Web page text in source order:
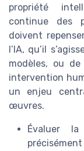
propriété
continue des
doivent
l’IA, qu’il
modèles, ou
intervention
un enjeu
œuvres.
Évaluer